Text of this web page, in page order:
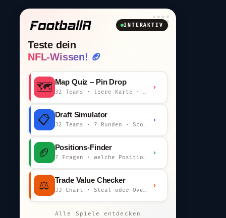
INTERAKTIV
Teste dein
NFL-Wissen! 🏈
🗺️ Map Quiz – Pin Drop
32 Teams · leere Karte · km-Wertung
›
📋 Draft Simulator
32 Teams · 7 Runden · Scout-Kommentar
›
🏈 Positions-Finder
7 Fragen · welche Position bist du?
›
⚖️ Trade Value Checker
JJ-Chart · Steal oder Overpay?
›
Alle Spiele entdecken